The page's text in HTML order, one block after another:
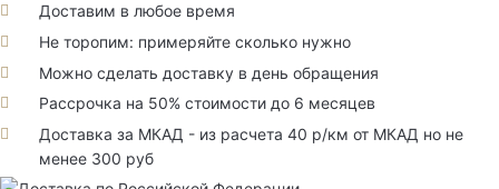
Доставим в любое время
Не торопим: примеряйте сколько нужно
Можно сделать доставку в день обращения
Рассрочка на 50% стоимости до 6 месяцев
Доставка за МКАД - из расчета 40 р/км от МКАД но не
менее 300 руб